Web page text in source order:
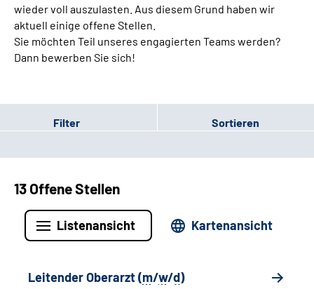
wieder voll auszulasten. Aus diesem Grund haben wir
aktuell einige offene Stellen.
Sie möchten Teil unseres engagierten Teams werden?
Dann bewerben Sie sich!
Filter Sortieren
13 Offene Stellen
Listenansicht Kartenansicht
Leitender Oberarzt (m/w/d)